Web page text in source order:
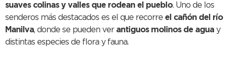
suaves colinas y valles que rodean el pueblo. Uno de los
senderos más destacados es el que recorre el cañón del río
Manilva, donde se pueden ver antiguos molinos de agua y
distintas especies de flora y fauna.